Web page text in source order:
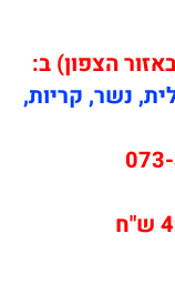
הצפון) ב:
נשר, קריות,